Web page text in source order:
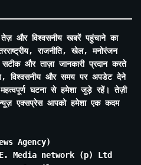
और विश्वसनीय खबरें पहुंचाने का
राजनीति, खेल, मनोरंजन
सटीक और ताज़ा जानकारी प्रदान करते
विश्वसनीय और समय पर अपडेट देने
घटना से हमेशा जुड़े रहें। तेज़ी
एक्सप्रेस आपको हमेशा एक कदम
Agency)
Media network (p) Ltd